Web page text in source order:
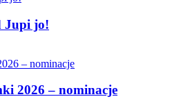
Jupi jo!
2026 – nominacje